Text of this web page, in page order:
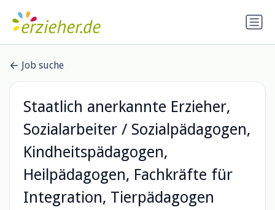
Job suche
Staatlich anerkannte Erzieher,
Sozialarbeiter / Sozialpädagogen,
Kindheitspädagogen,
Heilpädagogen, Fachkräfte für
Integration, Tierpädagogen